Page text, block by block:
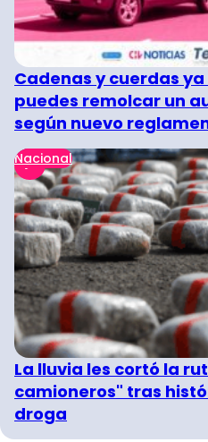
Cadenas y cuerdas
puedes remolcar un
según nuevo
Nacional
La lluvia les cortó la
camioneros" tras
droga